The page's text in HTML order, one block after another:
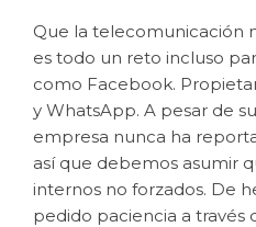
Que la telecomunicación
es todo un reto incluso
como Facebook.
y WhatsApp. A pesar de
empresa nunca ha
así que debemos asumir
internos no forzados. De
pedido paciencia a través